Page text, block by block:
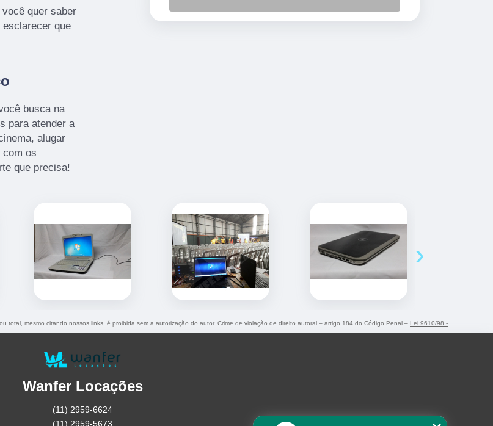
quer saber
esclarecer que
busca na
para atender a
alugar
com os
que precisa!
›
total, mesmo citando nossos links, é proibida sem a autorização do autor. Crime de violação de direito autoral – artigo 184 do Código Penal – Lei 9610/98 -
Wanfer Locações
(11) 2959-6624
(11) 2959-5673